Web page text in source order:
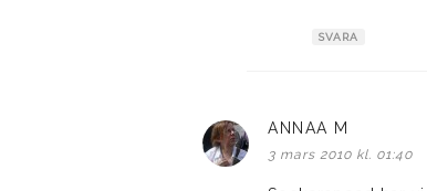
SVARA
ANNAA M
3 mars 2010 kl. 01:40